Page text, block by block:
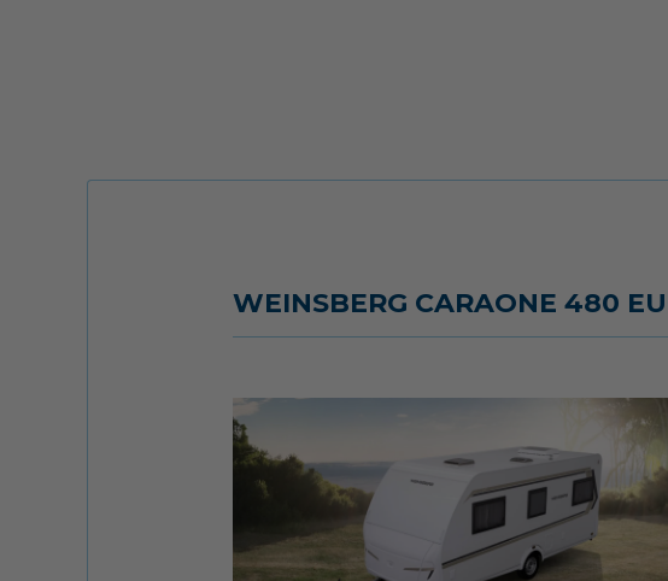
WEINSBERG CARAONE 480 EU